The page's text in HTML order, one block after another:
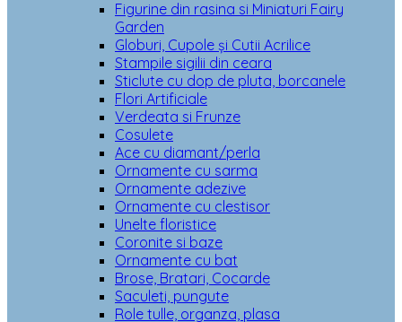
Figurine din rasina si Miniaturi Fairy
Garden
Globuri, Cupole și Cutii Acrilice
Stampile sigilii din ceara
Sticlute cu dop de pluta, borcanele
Flori Artificiale
Verdeata si Frunze
Cosulete
Ace cu diamant/perla
Ornamente cu sarma
Ornamente adezive
Ornamente cu clestisor
Unelte floristice
Coronite si baze
Ornamente cu bat
Brose, Bratari, Cocarde
Saculeti, pungute
Role tulle, organza, plasa